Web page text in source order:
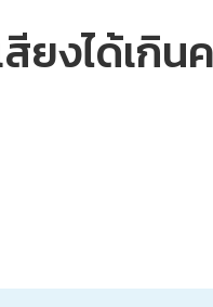
ยงได้เกิ